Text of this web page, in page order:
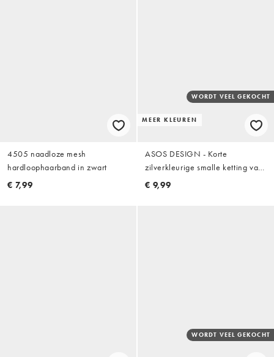
4505 naadloze mesh
hardloophaarband in zwart
€ 7,99
MEER KLEUREN
WORDT VEEL GEKOCHT
ASOS DESIGN - Korte
zilverkleurige smalle ketting van
4mm
€ 9,99
WORDT VEEL GEKOCHT